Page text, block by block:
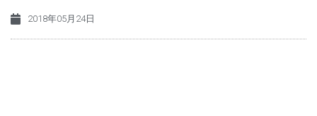
2018年05月24日